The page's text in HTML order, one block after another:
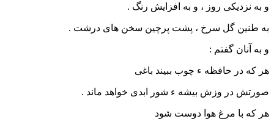
و به نزدیکی روز ، و به افزایش رنگ .
به طنین گل سرخ ، پشت پرچین سخن های درشت .
و به آنان گفتم :
هر که در حافظه ء چوب ببیند باغی
صورتش در وزش بیشه ء شور ابدی خواهد ماند .
هر که با مرغ هوا دوست شود